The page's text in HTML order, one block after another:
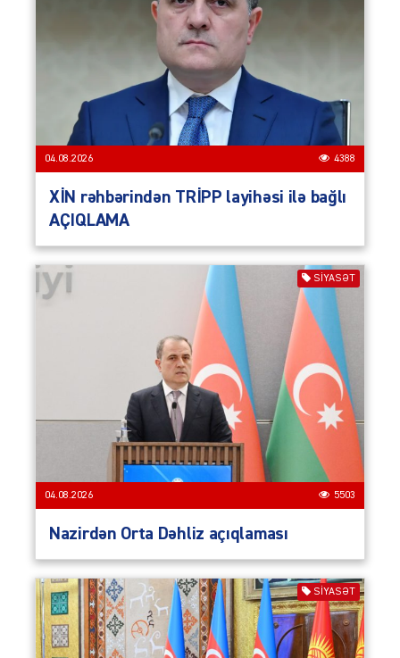
04.08.2026 4388
XİN rəhbərindən TRİPP layihəsi ilə bağlı
AÇIQLAMA
SIYASƏT
04.08.2026 5503
Nazirdən Orta Dəhliz açıqlaması
SIYASƏT